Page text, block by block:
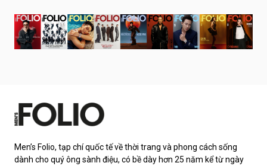
Men’s Folio, tạp chí quốc tế về thời trang và phong cách sống
dành cho quý ông sành điệu, có bề dày hơn 25 năm kể từ ngày